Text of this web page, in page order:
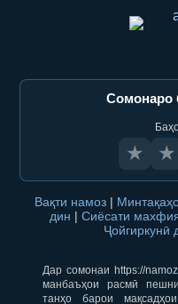
Сомонаро
★ ★
Вақти намоз |
дин | Сиёсати
Ҷойгиркунӣ
Дар сомонаи https://
манбаъҳои расмӣ
танҳо барои